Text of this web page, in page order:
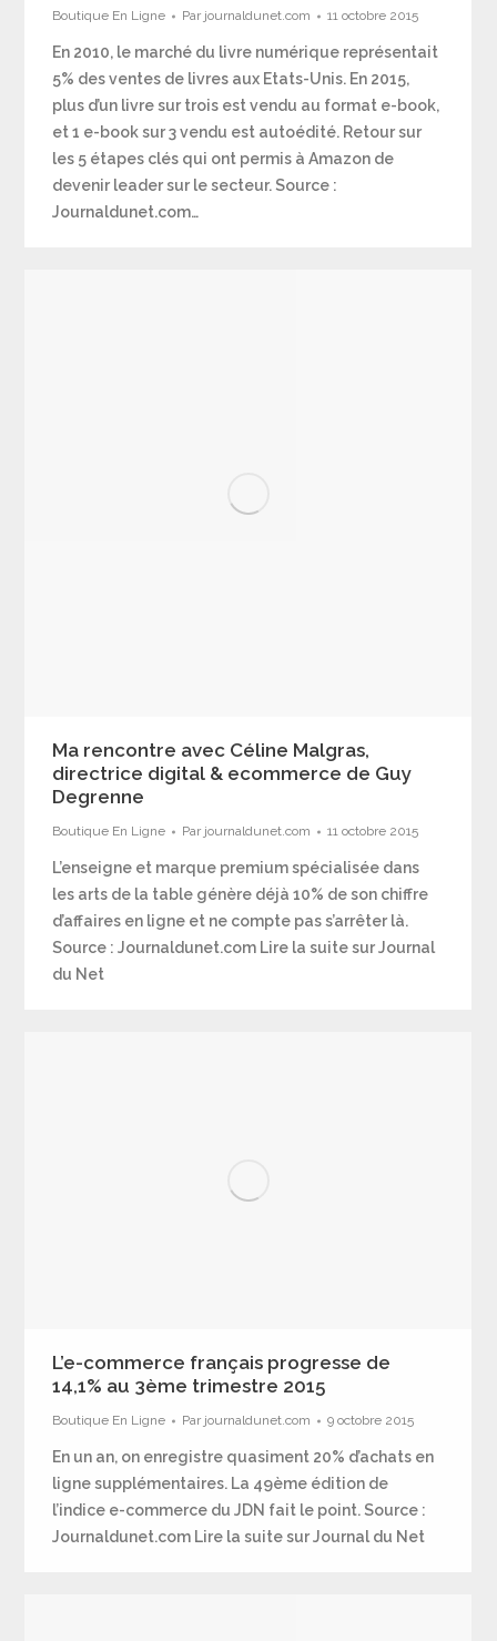
Boutique En Ligne Par journaldunet.com 11 octobre 2015
En 2010, le marché du livre numérique représentait
5% des ventes de livres aux Etats-Unis. En 2015,
plus d’un livre sur trois est vendu au format e-book,
et 1 e-book sur 3 vendu est autoédité. Retour sur
les 5 étapes clés qui ont permis à Amazon de
devenir leader sur le secteur. Source :
Journaldunet.com…
Ma rencontre avec Céline Malgras,
directrice digital & ecommerce de Guy
Degrenne
Boutique En Ligne Par journaldunet.com 11 octobre 2015
L’enseigne et marque premium spécialisée dans
les arts de la table génère déjà 10% de son chiffre
d’affaires en ligne et ne compte pas s’arrêter là.
Source : Journaldunet.com Lire la suite sur Journal
du Net
L’e-commerce français progresse de
14,1% au 3ème trimestre 2015
Boutique En Ligne Par journaldunet.com 9 octobre 2015
En un an, on enregistre quasiment 20% d’achats en
ligne supplémentaires. La 49ème édition de
l’indice e-commerce du JDN fait le point. Source :
Journaldunet.com Lire la suite sur Journal du Net